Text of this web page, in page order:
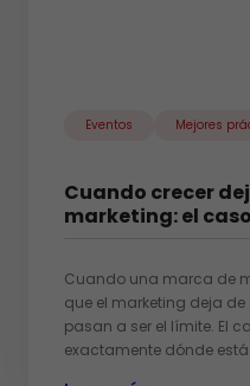
Eventos Mejores
Cuando crecer
marketing: el
Cuando una marca de
que el marketing deja de
pasan a ser el límite. El
exactamente dónde está